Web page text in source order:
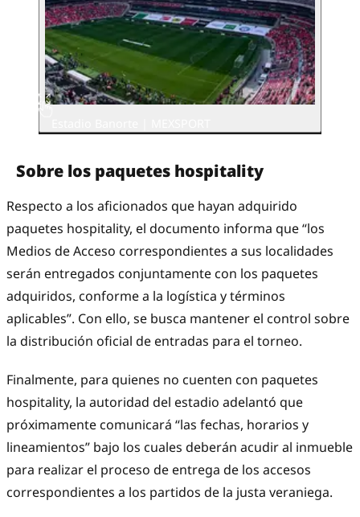
Sobre los paquetes hospitality
Respecto a los aficionados que hayan adquirido
paquetes hospitality, el documento informa que “los
Medios de Acceso correspondientes a sus localidades
serán entregados conjuntamente con los paquetes
adquiridos, conforme a la logística y términos
aplicables”. Con ello, se busca mantener el control sobre
la distribución oficial de entradas para el torneo.
Finalmente, para quienes no cuenten con paquetes
hospitality, la autoridad del estadio adelantó que
próximamente comunicará “las fechas, horarios y
lineamientos” bajo los cuales deberán acudir al inmueble
para realizar el proceso de entrega de los accesos
correspondientes a los partidos de la justa veraniega.